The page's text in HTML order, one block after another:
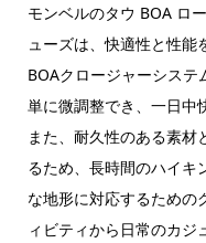
モンベルのタウ BOA ロ
ューズは、快適性と性能
BOAクロージャーシス
単に微調整でき、一日中
また、耐久性のある素材
るため、長時間のハイキ
な地形に対応するための
ィビティから日常のカジ